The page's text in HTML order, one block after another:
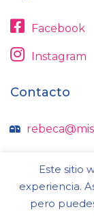
Facebook
Instagram
Contacto
Este sitio
experiencia.
pero